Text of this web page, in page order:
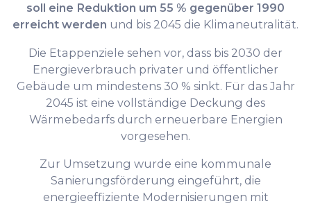
soll eine Reduktion um 55 % gegenüber 1990
erreicht werden und bis 2045 die Klimaneutralität.
Die Etappenziele sehen vor, dass bis 2030 der
Energieverbrauch privater und öffentlicher
Gebäude um mindestens 30 % sinkt. Für das Jahr
2045 ist eine vollständige Deckung des
Wärmebedarfs durch erneuerbare Energien
vorgesehen.
Zur Umsetzung wurde eine kommunale
Sanierungsförderung eingeführt, die
energieeffiziente Modernisierungen mit